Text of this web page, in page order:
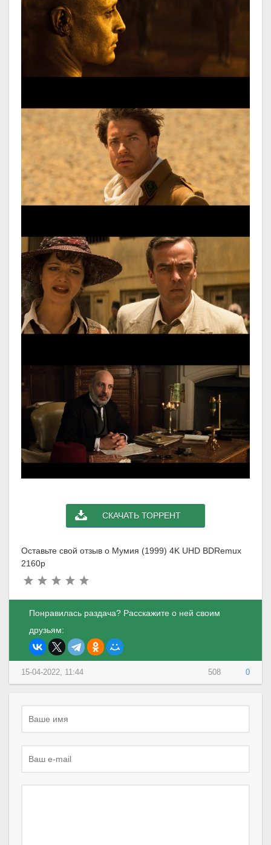
СКАЧАТЬ ТОРРЕНТ
Оставьте свой отзыв о Мумия (1999) 4K UHD BDRemux
2160p
Понравилась раздача? Расскажите о ней своим
друзьям:
508 0
15-04-2022, 11:44